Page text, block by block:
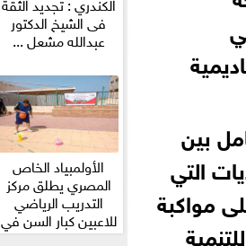
بين
التي
مواكبة
فى الشيخ الدكتور
عبدالله مشعل ...
الأولمبياد الخاص
المصري يطلق مركز
التدريب الرياضي
للاعبين كبار السن في
ثلاث...